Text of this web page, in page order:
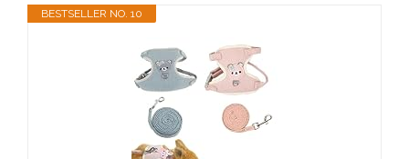
BESTSELLER NO. 10